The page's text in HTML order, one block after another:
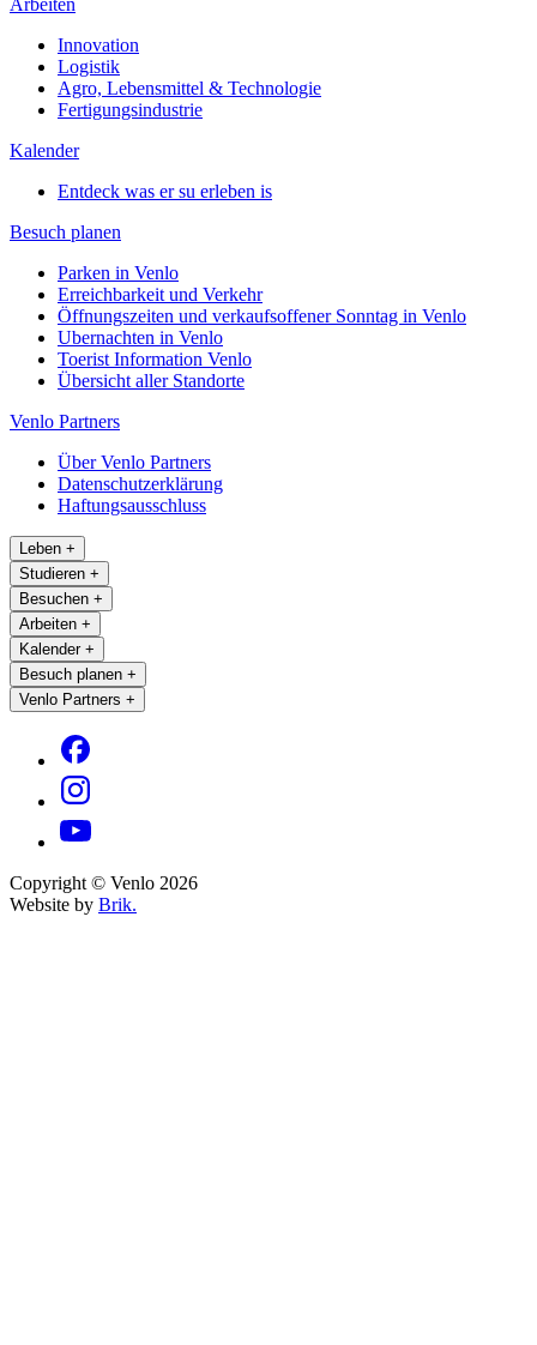
Arbeiten
Innovation
Logistik
Agro, Lebensmittel & Technologie
Fertigungsindustrie
Kalender
Entdeck was er su erleben is
Besuch planen
Parken in Venlo
Erreichbarkeit und Verkehr
Öffnungszeiten und verkaufsoffener Sonntag in Venlo
Ubernachten in Venlo
Toerist Information Venlo
Übersicht aller Standorte
Venlo Partners
Über Venlo Partners
Datenschutzerklärung
Haftungsausschluss
Leben +
Studieren +
Besuchen +
Arbeiten +
Kalender +
Besuch planen +
Venlo Partners +
Copyright © Venlo 2026
Website by Brik.